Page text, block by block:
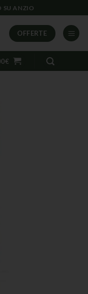
SU ANZIO
OFFERTE
€